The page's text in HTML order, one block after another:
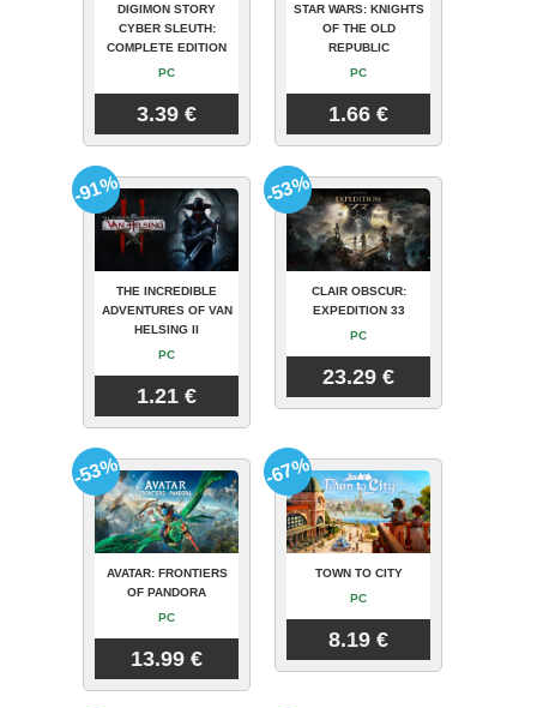
DIGIMON STORY
CYBER SLEUTH:
COMPLETE EDITION
PC
3.39 €
STAR WARS: KNIGHTS
OF THE OLD
REPUBLIC
PC
1.66 €
THE INCREDIBLE
ADVENTURES OF VAN
HELSING II
PC
1.21 €
-91%
CLAIR OBSCUR:
EXPEDITION 33
PC
23.29 €
-53%
AVATAR: FRONTIERS
OF PANDORA
PC
13.99 €
-53%
TOWN TO CITY
PC
8.19 €
-67%